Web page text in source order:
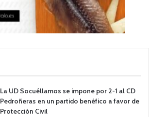
La UD Socuéllamos se impone por 2-1 al CD
Pedroñeras en un partido benéfico a favor de
Protección Civil